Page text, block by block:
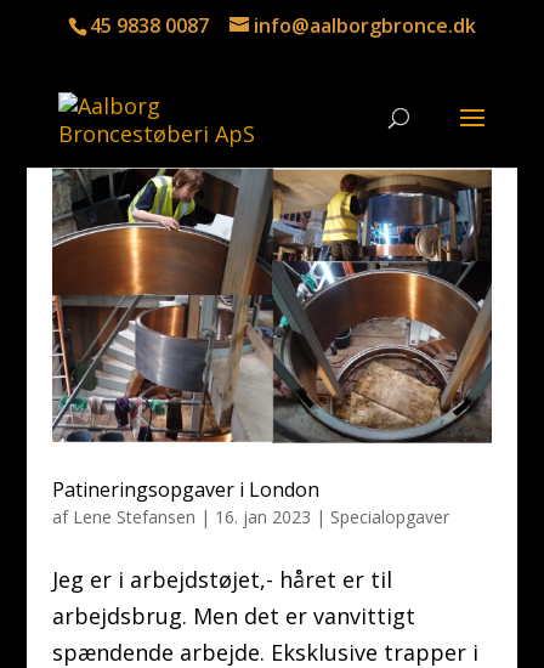
45 9838 0087 info@aalborgbronce.dk
Patineringsopgaver i London
af Lene Stefansen | 16. jan 2023 | Specialopgaver
Jeg er i arbejdstøjet,- håret er til
arbejdsbrug. Men det er vanvittigt
spændende arbejde. Eksklusive trapper i